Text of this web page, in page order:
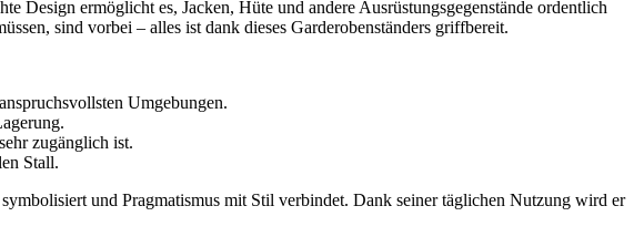
Design ermöglicht es, Jacken, Hüte und andere Ausrüstungsgegenstände ordentlich
sind vorbei – alles ist dank dieses Garderobenständers griffbereit.
Umgebungen.
zugänglich ist.
Stall.
und Pragmatismus mit Stil verbindet. Dank seiner täglichen Nutzung wird er